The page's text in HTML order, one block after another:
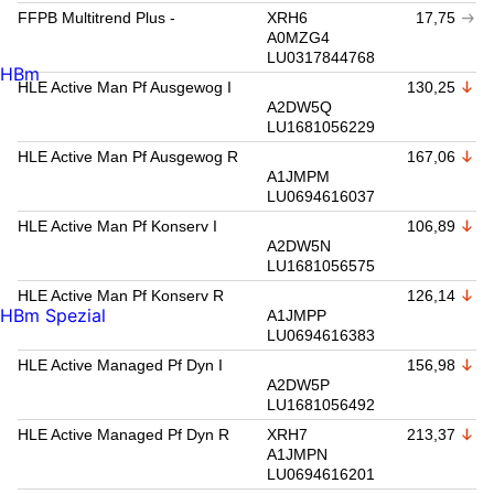
FFPB Multitrend Plus -
XRH6
A0MZG4
LU0317844768
17,75
HLE Active Man Pf Ausgewog I
A2DW5Q
LU1681056229
130,25
HLE Active Man Pf Ausgewog R
A1JMPM
LU0694616037
167,06
HLE Active Man Pf Konserv I
A2DW5N
LU1681056575
106,89
HLE Active Man Pf Konserv R
A1JMPP
LU0694616383
126,14
HLE Active Managed Pf Dyn I
A2DW5P
LU1681056492
156,98
HLE Active Managed Pf Dyn R
XRH7
A1JMPN
LU0694616201
213,37
HBm
HBm Spezial